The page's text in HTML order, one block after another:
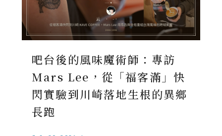
吧台後的風味魔術師：專訪
Mars Lee，從「福客滿」快
閃實驗到川崎落地生根的異鄉
長跑